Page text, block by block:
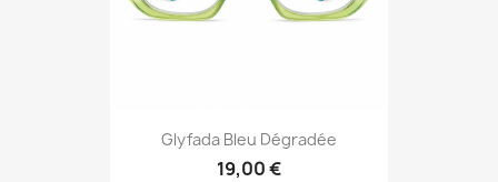
Glyfada Bleu Dégradée
19,00 €